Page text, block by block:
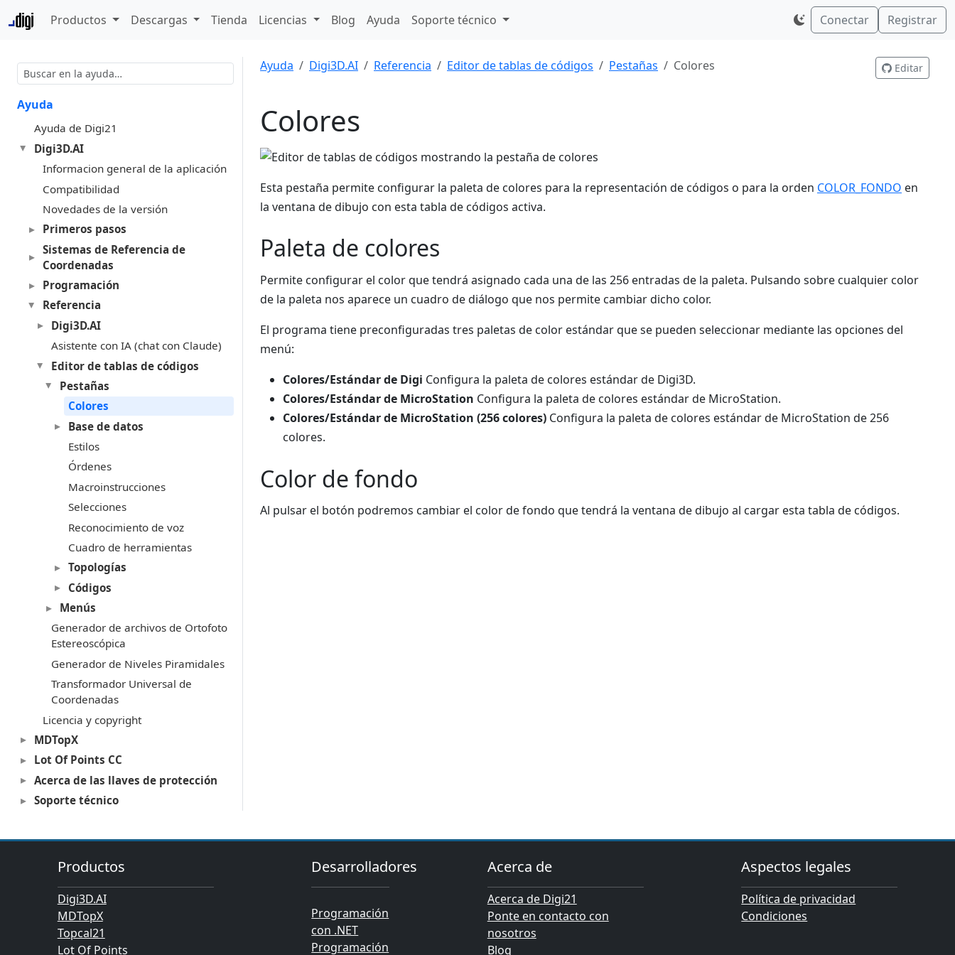
Productos Descargas Tienda Licencias Blog Ayuda Soporte técnico Conectar Registrar
Ayuda
Ayuda de Digi21
Digi3D.AI
Informacion general de la aplicación
Compatibilidad
Novedades de la versión
Primeros pasos
Sistemas de Referencia de
Coordenadas
Programación
Referencia
Digi3D.AI
Asistente con IA (chat con Claude)
Editor de tablas de códigos
Pestañas
Colores
Base de datos
Estilos
Órdenes
Macroinstrucciones
Selecciones
Reconocimiento de voz
Cuadro de herramientas
Topologías
Códigos
Menús
Generador de archivos de Ortofoto
Estereoscópica
Generador de Niveles Piramidales
Transformador Universal de
Coordenadas
Licencia y copyright
MDTopX
Lot Of Points CC
Acerca de las llaves de protección
Soporte técnico
Ayuda Digi3D.AI Referencia Editor de tablas de códigos Pestañas Colores Editar
Colores
Esta pestaña permite configurar la paleta de colores para la representación de códigos o para la orden COLOR_FONDO en
la ventana de dibujo con esta tabla de códigos activa.
Paleta de colores
Permite configurar el color que tendrá asignado cada una de las 256 entradas de la paleta. Pulsando sobre cualquier color
de la paleta nos aparece un cuadro de diálogo que nos permite cambiar dicho color.
El programa tiene preconfiguradas tres paletas de color estándar que se pueden seleccionar mediante las opciones del
menú:
Colores/Estándar de Digi Configura la paleta de colores estándar de Digi3D.
Colores/Estándar de MicroStation Configura la paleta de colores estándar de MicroStation.
Colores/Estándar de MicroStation (256 colores) Configura la paleta de colores estándar de MicroStation de 256
colores.
Color de fondo
Al pulsar el botón podremos cambiar el color de fondo que tendrá la ventana de dibujo al cargar esta tabla de códigos.
Productos
Digi3D.AI
MDTopX
Topcal21
Lot Of Points
Desarrolladores
Programación
con .NET
Programación
Acerca de
Acerca de Digi21
Ponte en contacto con
nosotros
Blog
Aspectos legales
Política de privacidad
Condiciones